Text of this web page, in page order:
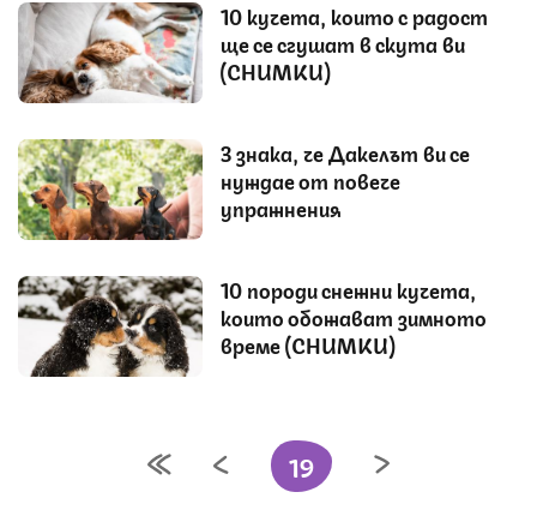
10 кучета, които с радост
ще се сгушат в скута ви
(СНИМКИ)
3 знака, че Дакелът ви се
нуждае от повече
упражнения
10 породи снежни кучета,
които обожават зимното
време (СНИМКИ)
19